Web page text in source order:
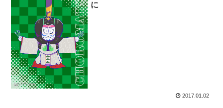
に
2017.01.02